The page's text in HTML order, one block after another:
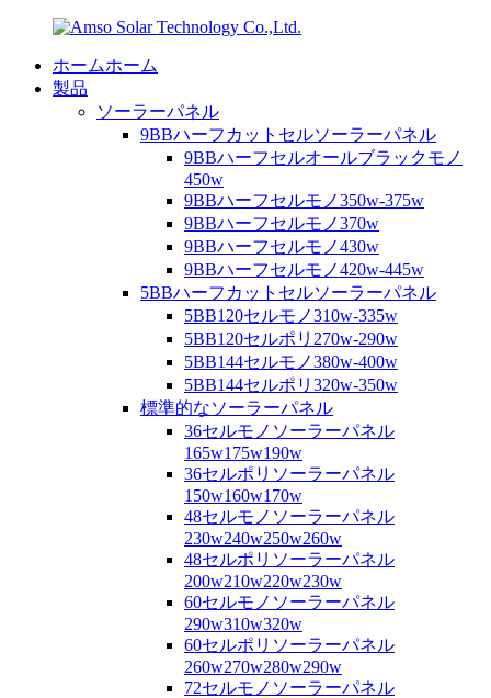
ホームホーム
製品
ソーラーパネル
9BBハーフカットセルソーラーパネル
9BBハーフセルオールブラックモノ
450w
9BBハーフセルモノ350w-375w
9BBハーフセルモノ370w
9BBハーフセルモノ430w
9BBハーフセルモノ420w-445w
5BBハーフカットセルソーラーパネル
5BB120セルモノ310w-335w
5BB120セルポリ270w-290w
5BB144セルモノ380w-400w
5BB144セルポリ320w-350w
標準的なソーラーパネル
36セルモノソーラーパネル
165w175w190w
36セルポリソーラーパネル
150w160w170w
48セルモノソーラーパネル
230w240w250w260w
48セルポリソーラーパネル
200w210w220w230w
60セルモノソーラーパネル
290w310w320w
60セルポリソーラーパネル
260w270w280w290w
72セルモノソーラーパネル